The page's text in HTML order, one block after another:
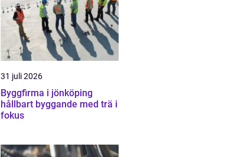
31 juli 2026
Byggfirma i jönköping
hållbart byggande med trä i
fokus